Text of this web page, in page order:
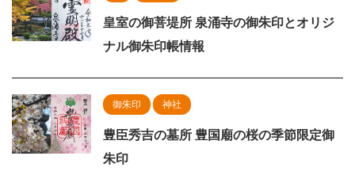
皇室の御菩堤所 泉涌寺の御朱印とオリジ
ナル御朱印帳情報
御朱印 神社
豊臣秀吉の墓所 豊国廟の桜の季節限定御
朱印